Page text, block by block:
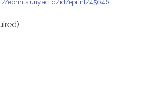
eprints.uny.ac.id/id/eprint/45646